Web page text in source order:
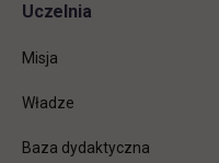
Uczelnia
Misja
Władze
Baza dydaktyczna